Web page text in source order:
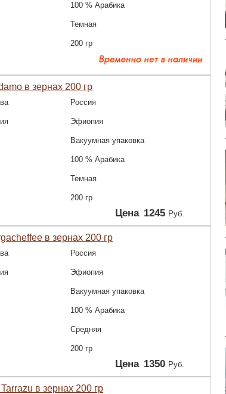
100 % Арабика
Темная
200 гр
в зернах 200 гр
Россия
Эфиопия
Вакуумная упаковка
100 % Арабика
Темная
200 гр
Цена 1245 Руб.
в зернах 200 гр
Россия
Эфиопия
Вакуумная упаковка
100 % Арабика
Средняя
200 гр
Цена 1350 Руб.
в зернах 200 гр